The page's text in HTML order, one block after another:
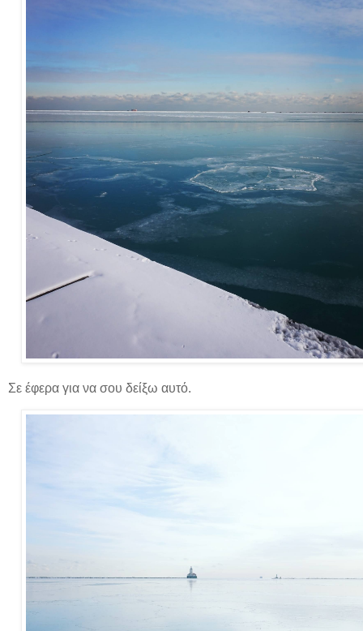
Σε έφερα για να σου δείξω αυτό.